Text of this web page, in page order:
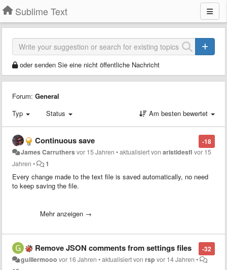
Sublime Text
oder senden Sie eine nicht öffentliche Nachricht
Forum: General
Typ
Status Am besten bewertet
-18
Continuous save
James Carruthersvor 15 Jahren •aktualisiert vonaristidesfl vor 15
Jahren • 1
Every change made to the text file is saved automatically, no need
to keep saving the file.
refresh — for instance.
Mehr anzeigen →
-32
Remove JSON comments from settings files
guillermooo vor 16 Jahren •aktualisiert vonrsp vor 14 Jahren •